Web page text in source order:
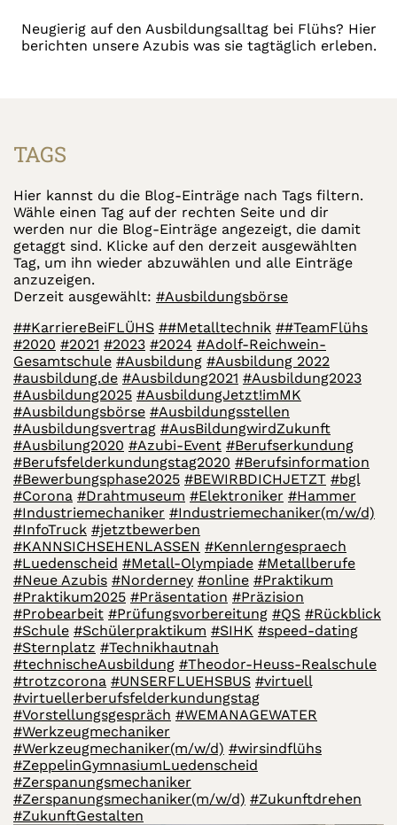
Neugierig auf den Ausbildungsalltag bei Flühs? Hier
berichten unsere Azubis was sie tagtäglich erleben.
TAGS
Hier kannst du die Blog-Einträge nach Tags filtern.
Wähle einen Tag auf der rechten Seite und dir
werden nur die Blog-Einträge angezeigt, die damit
getaggt sind. Klicke auf den derzeit ausgewählten
Tag, um ihn wieder abzuwählen und alle Einträge
anzuzeigen.
Derzeit ausgewählt: #Ausbildungsbörse
##KarriereBeiFLÜHS ##Metalltechnik ##TeamFlühs
#2020 #2021 #2023 #2024 #Adolf-Reichwein-
Gesamtschule #Ausbildung #Ausbildung 2022
#ausbildung.de #Ausbildung2021 #Ausbildung2023
#Ausbildung2025 #AusbildungJetzt!imMK
#Ausbildungsbörse #Ausbildungsstellen
#Ausbildungsvertrag #AusBildungwirdZukunft
#Ausbilung2020 #Azubi-Event #Berufserkundung
#Berufsfelderkundungstag2020 #Berufsinformation
#Bewerbungsphase2025 #BEWIRBDICHJETZT #bgl
#Corona #Drahtmuseum #Elektroniker #Hammer
#Industriemechaniker #Industriemechaniker(m/w/d)
#InfoTruck #jetztbewerben
#KANNSICHSEHENLASSEN #Kennlerngespraech
#Luedenscheid #Metall-Olympiade #Metallberufe
#Neue Azubis #Norderney #online #Praktikum
#Praktikum2025 #Präsentation #Präzision
#Probearbeit #Prüfungsvorbereitung #QS #Rückblick
#Schule #Schülerpraktikum #SIHK #speed-dating
#Sternplatz #Technikhautnah
#technischeAusbildung #Theodor-Heuss-Realschule
#trotzcorona #UNSERFLUEHSBUS #virtuell
#virtuellerberufsfelderkundungstag
#Vorstellungsgespräch #WEMANAGEWATER
#Werkzeugmechaniker
#Werkzeugmechaniker(m/w/d) #wirsindflühs
#ZeppelinGymnasiumLuedenscheid
#Zerspanungsmechaniker
#Zerspanungsmechaniker(m/w/d) #Zukunftdrehen
#ZukunftGestalten